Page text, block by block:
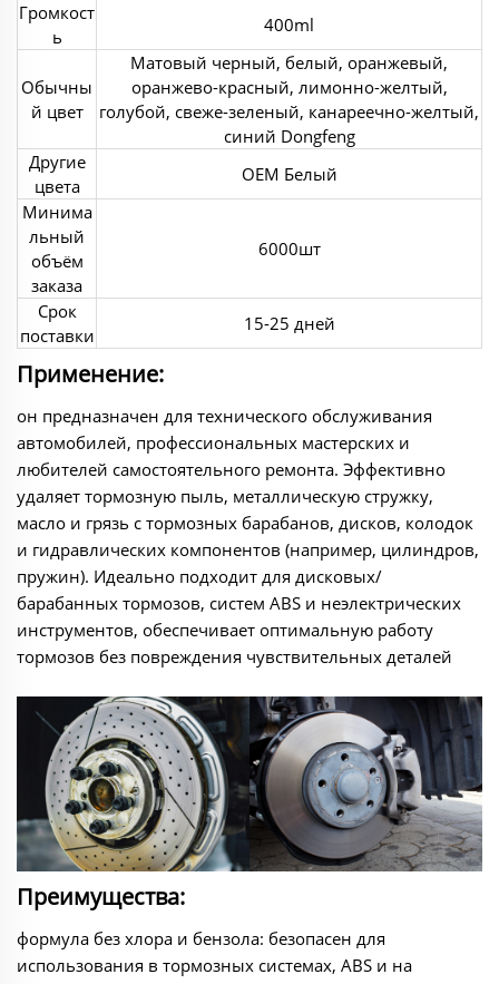
Громкост
ь
400ml
Обычны
й цвет
Матовый черный, белый, оранжевый,
оранжево-красный, лимонно-желтый,
голубой, свеже-зеленый, канареечно-желтый,
синий Dongfeng
Другие
цвета
OEM Белый
Минима
льный
объём
заказа
6000шт
Срок
поставки
15-25 дней
Применение:
он предназначен для технического обслуживания
автомобилей, профессиональных мастерских и
любителей самостоятельного ремонта. Эффективно
удаляет тормозную пыль, металлическую стружку,
масло и грязь с тормозных барабанов, дисков, колодок
и гидравлических компонентов (например, цилиндров,
пружин). Идеально подходит для дисковых/
барабанных тормозов, систем ABS и неэлектрических
инструментов, обеспечивает оптимальную работу
тормозов без повреждения чувствительных деталей
Преимущества:
формула без хлора и бензола: безопасен для
использования в тормозных системах, ABS и на